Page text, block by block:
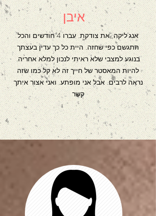
איבן
אנג'ליקה, את צודקת. עברו 4 חודשים והכל
התגשם כפי שחזה. היית כל כך עדין בעצתך
בנוגע למצבי שלא ראיתי לנכון למלא אחריה.
להיות המאסטר של חייך זה לא קל כמו שזה
נראה לרבים. אבל אני מופתע. ואני אצור איתך
קשר